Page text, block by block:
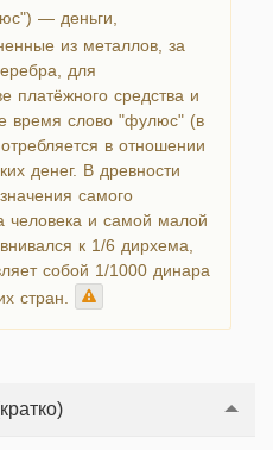
— деньги,
из металлов, за
для
платёжного средства и
время слово "фулюс" (в
в отношении
денег. В древности
самого
и самой малой
к 1/6 дирхема,
собой 1/1000 динара
стран.